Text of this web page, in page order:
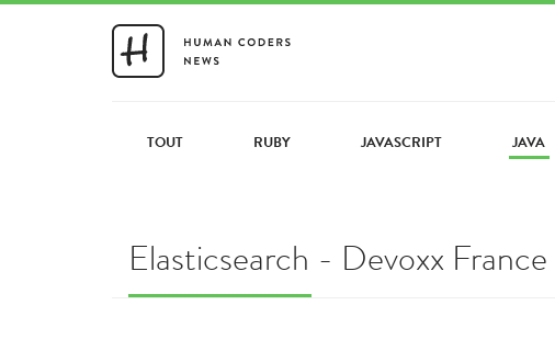
TOUT RUBY JAVASCRIPT JAVA
Elasticsearch - Devoxx